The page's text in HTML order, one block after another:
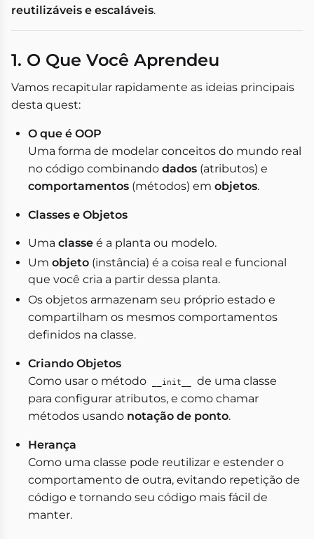
reutilizáveis e escaláveis.
1. O Que Você Aprendeu
Vamos recapitular rapidamente as ideias principais
desta quest:
O que é OOP
Uma forma de modelar conceitos do mundo real
no código combinando dados (atributos) e
comportamentos (métodos) em objetos.
Classes e Objetos
Uma classe é a planta ou modelo.
Um objeto (instância) é a coisa real e funcional
que você cria a partir dessa planta.
Os objetos armazenam seu próprio estado e
compartilham os mesmos comportamentos
definidos na classe.
Criando Objetos
Como usar o método
__init__
de uma classe
para configurar atributos, e como chamar
métodos usando notação de ponto.
Herança
Como uma classe pode reutilizar e estender o
comportamento de outra, evitando repetição de
código e tornando seu código mais fácil de
manter.